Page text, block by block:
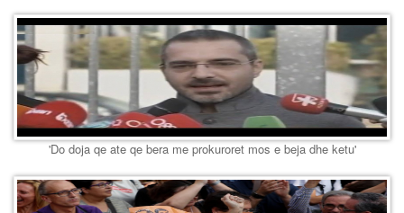
'Do doja qe ate qe bera me prokuroret mos e beja dhe ketu'